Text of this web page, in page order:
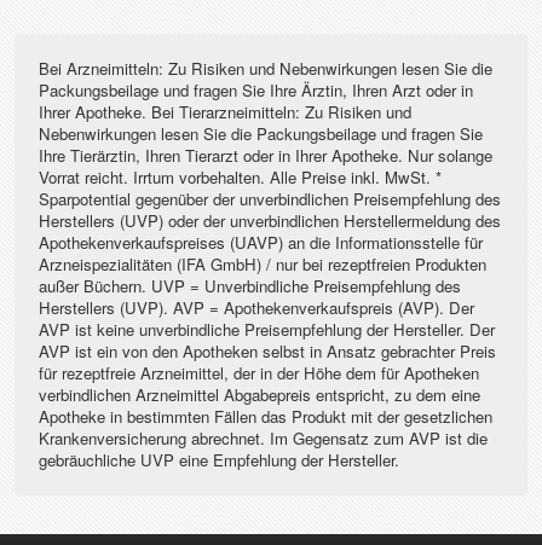
Bei Arzneimitteln: Zu Risiken und Nebenwirkungen lesen Sie die
Packungsbeilage und fragen Sie Ihre Ärztin, Ihren Arzt oder in
Ihrer Apotheke. Bei Tierarzneimitteln: Zu Risiken und
Nebenwirkungen lesen Sie die Packungsbeilage und fragen Sie
Ihre Tierärztin, Ihren Tierarzt oder in Ihrer Apotheke. Nur solange
Vorrat reicht. Irrtum vorbehalten. Alle Preise inkl. MwSt. *
Sparpotential gegenüber der unverbindlichen Preisempfehlung des
Herstellers (UVP) oder der unverbindlichen Herstellermeldung des
Apothekenverkaufspreises (UAVP) an die Informationsstelle für
Arzneispezialitäten (IFA GmbH) / nur bei rezeptfreien Produkten
außer Büchern. UVP = Unverbindliche Preisempfehlung des
Herstellers (UVP). AVP = Apothekenverkaufspreis (AVP). Der
AVP ist keine unverbindliche Preisempfehlung der Hersteller. Der
AVP ist ein von den Apotheken selbst in Ansatz gebrachter Preis
für rezeptfreie Arzneimittel, der in der Höhe dem für Apotheken
verbindlichen Arzneimittel Abgabepreis entspricht, zu dem eine
Apotheke in bestimmten Fällen das Produkt mit der gesetzlichen
Krankenversicherung abrechnet. Im Gegensatz zum AVP ist die
gebräuchliche UVP eine Empfehlung der Hersteller.